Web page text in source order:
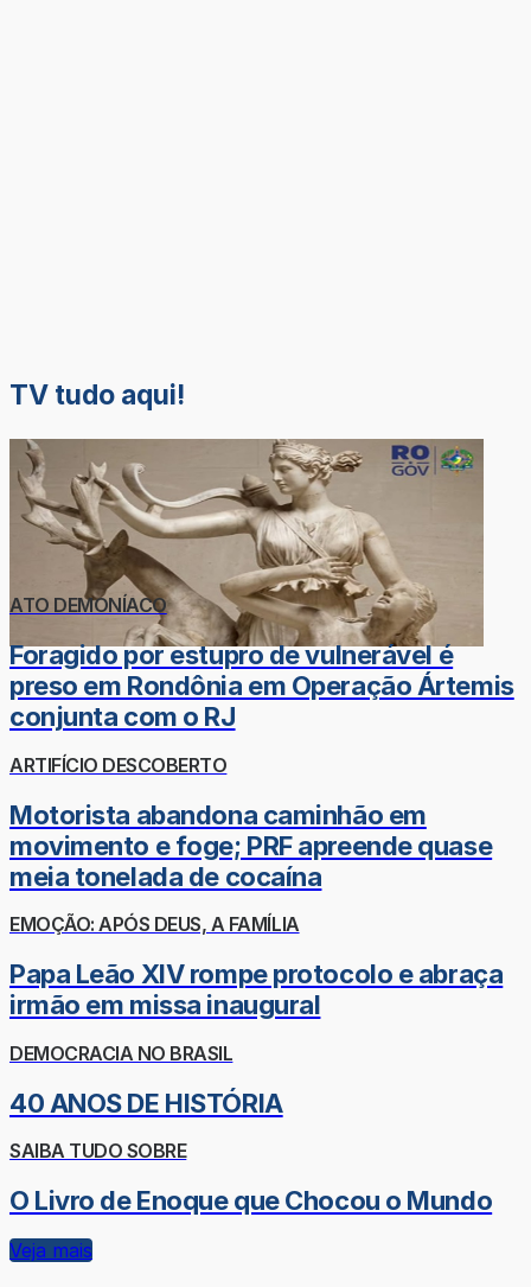
TV tudo aqui!
ATO DEMONÍACO
Foragido por estupro de vulnerável é
preso em Rondônia em Operação Ártemis
conjunta com o RJ
ARTIFÍCIO DESCOBERTO
Motorista abandona caminhão em
movimento e foge; PRF apreende quase
meia tonelada de cocaína
EMOÇÃO: APÓS DEUS, A FAMÍLIA
Papa Leão XIV rompe protocolo e abraça
irmão em missa inaugural
DEMOCRACIA NO BRASIL
40 ANOS DE HISTÓRIA
SAIBA TUDO SOBRE
O Livro de Enoque que Chocou o Mundo
Veja mais